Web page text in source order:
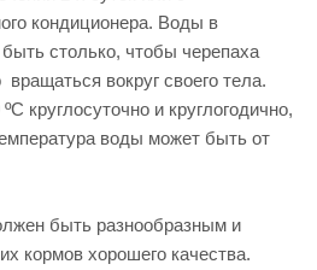
кондиционера. Воды в
столько, чтобы черепаха
вокруг своего тела.
круглосуточно и круглогодично,
воды может быть от
быть разнообразным и
кормов хорошего качества.